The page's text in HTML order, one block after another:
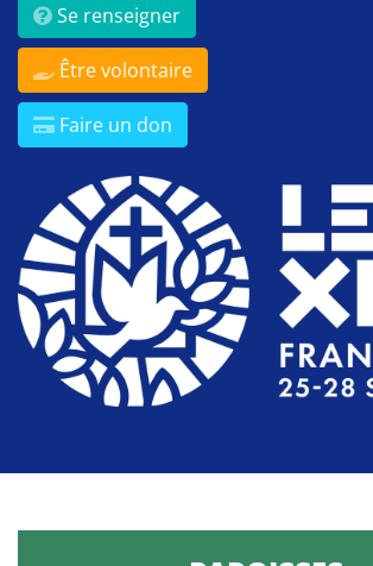
Se renseigner
Être volontaire
Faire un don